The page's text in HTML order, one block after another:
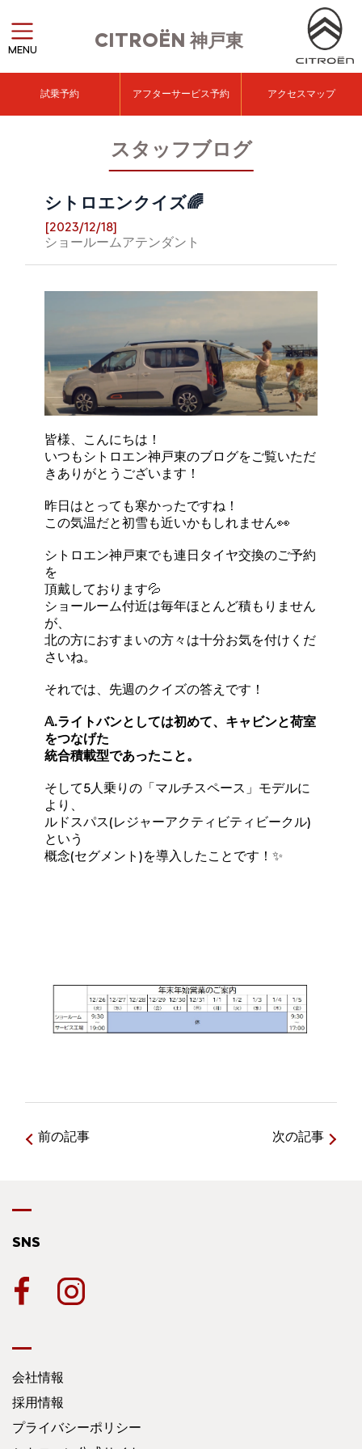
CITROËN神戸東
MENU
試乗予約 アフターサービス予約 アクセスマップ
スタッフブログ
シトロエンクイズ🌈
[2023/12/18]
ショールームアテンダント
皆様、こんにちは！
いつもシトロエン神戸東のブログをご覧いただ
きありがとうございます！
昨日はとっても寒かったですね！
この気温だと初雪も近いかもしれません👀
シトロエン神戸東でも連日タイヤ交換のご予約
を
頂戴しております💦
ショールーム付近は毎年ほとんど積もりません
が、
北の方におすまいの方々は十分お気を付けくだ
さいね。
それでは、先週のクイズの答えです！
𝔸.ライトバンとしては初めて、キャビンと荷室
をつなげた
統合積載型であったこと。
そして5人乗りの「マルチスペース」モデルに
より、
ルドスパス(レジャーアクティビティビークル)
という
概念(セグメント)を導入したことです！✨
前の記事 次の記事
SNS
会社情報
採用情報
プライバシーポリシー